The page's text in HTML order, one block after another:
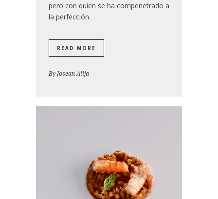
pero con quien se ha compenetrado a
la perfección.
READ MORE
By Josean Alija